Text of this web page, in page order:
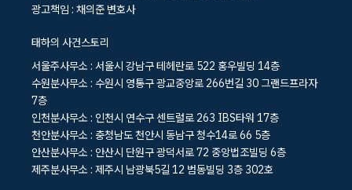
광고책임 : 채의준 변호사
태하의 사건스토리
서울주사무소 : 서울시 강남구 테헤란로 522 홍우빌딩 14층
수원분사무소 : 수원시 영통구 광교중앙로 266번길 30 그랜드프라자
7층
인천분사무소 : 인천시 연수구 센트럴로 263 IBS타워 17층
천안분사무소 : 충청남도 천안시 동남구 청수14로 66 5층
안산분사무소 : 안산시 단원구 광덕서로 72 중앙법조빌딩 6층
제주분사무소 : 제주시 남광북5길 12 범동빌딩 3층 302호